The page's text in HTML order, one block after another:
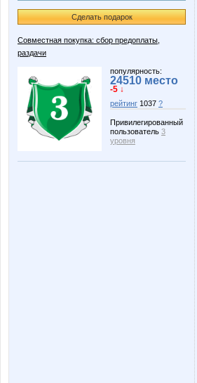
Сделать подарок
Совместная покупка: сбор предоплаты,
раздачи
популярность:
24510 место
-5 ↓
рейтинг 1037 ?
Привилегированный
пользователь 3
уровня